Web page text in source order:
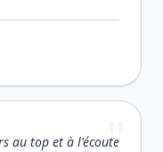
au top et à l'écoute